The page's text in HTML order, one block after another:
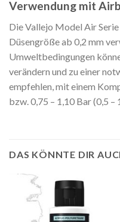
Verwendung mit
Die Vallejo Model Air
Düsengröße ab 0,2 mm
Umweltbedingungen
verändern und zu einer
empfehlen, mit einem
bzw. 0,75 – 1,10 Bar (0,5 –
DAS KÖNNTE DIR